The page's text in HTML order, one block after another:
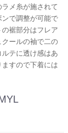
メ糸が施されて
で調整が可能で
裾部分はフレア
ールの袖で二の
テに透け感はあ
すので下着には